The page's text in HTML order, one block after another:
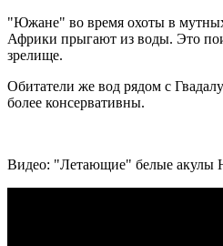
"Южане" во время охоты в
Африки прыгают из воды. Это
зрелище.
Обитатели же вод рядом с
более консервативны.
Видео: "Летающие" белые